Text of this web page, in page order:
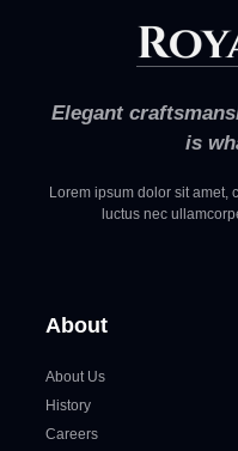
Elegant
is
Lorem ipsum dolor sit amet,
luctus nec
About
About Us
History
Careers